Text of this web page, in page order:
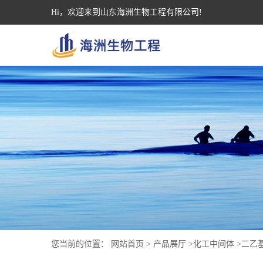
Hi，欢迎来到山东海洲生物工程有限公司!
您当前的位置： 网站首页 > 产品展厅 >化工中间体 >二乙